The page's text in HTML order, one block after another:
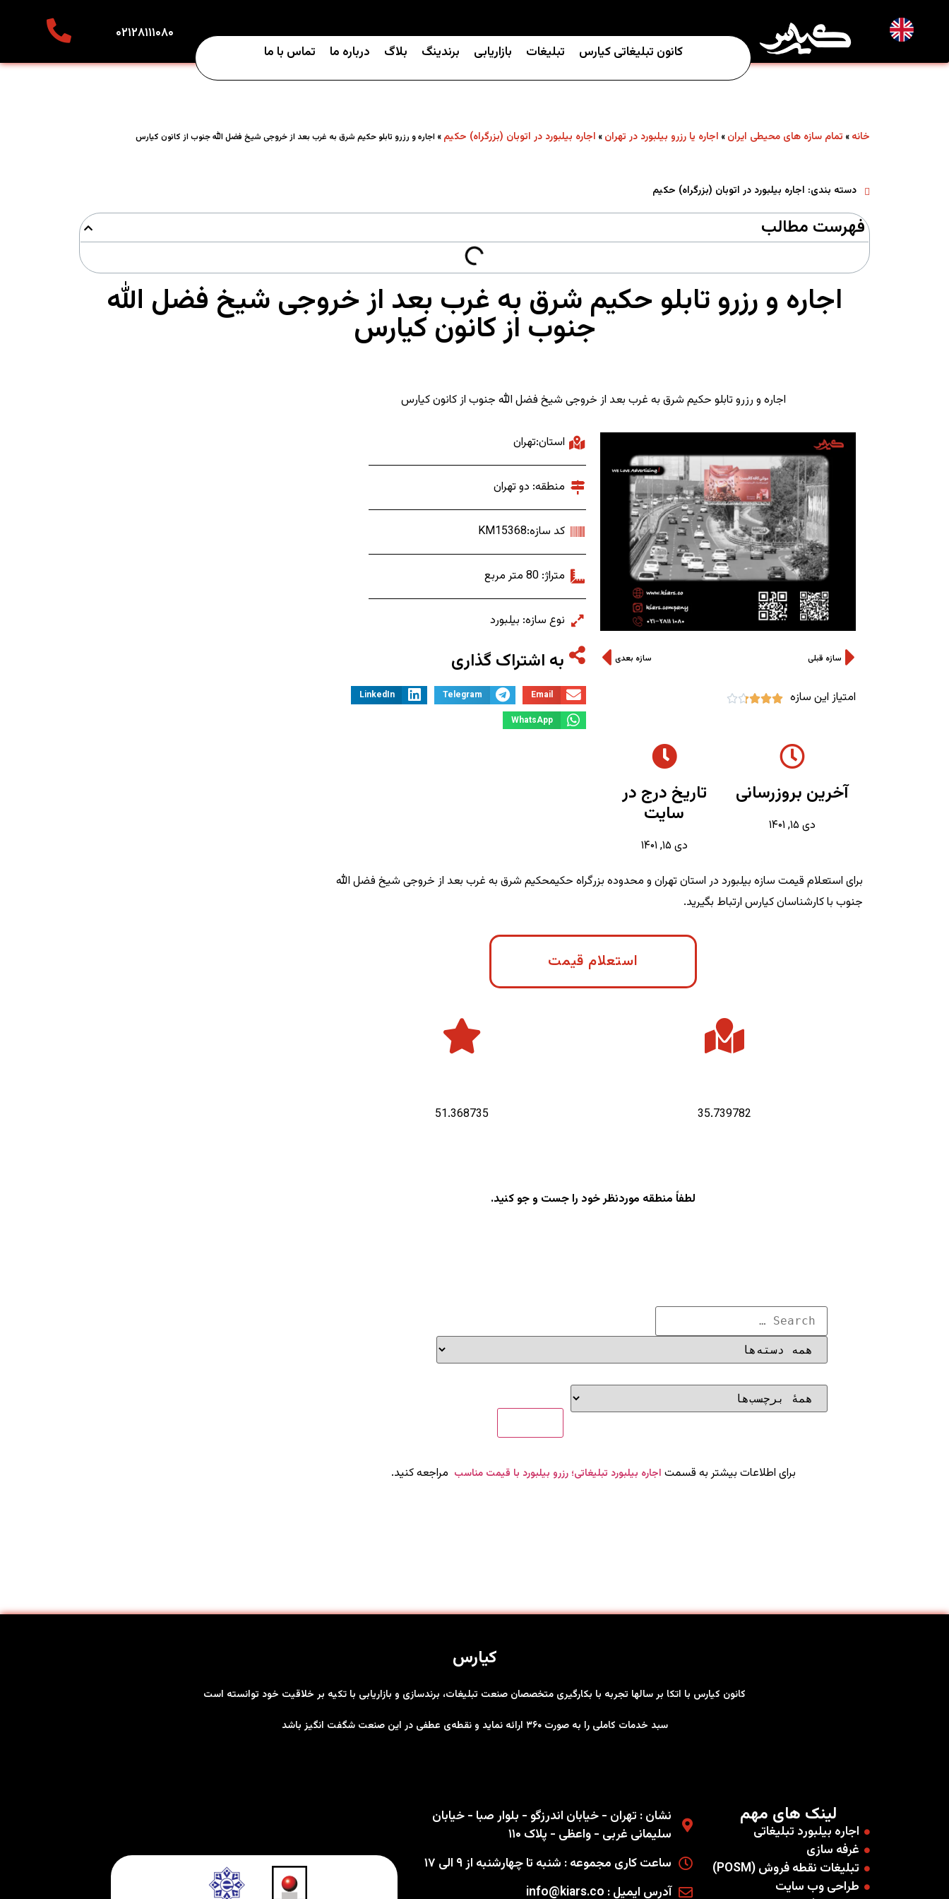
کانون تبلیغاتی کیارس تبلیغات بازاریابی برندینگ بلاگ درباره ما تماس با ما
۰۲۱۲۸۱۱۱۰۸۰
خانه » تمام سازه های محیطی ایران » اجاره یا رزرو بیلبورد در تهران » اجاره بیلبورد در اتوبان (بزرگراه) حکیم » اجاره و رزرو تابلو حکیم شرق به غرب بعد از خروجی شیخ فضل الله جنوب از کانون کیارس
دسته بندی: اجاره بیلبورد در اتوبان (بزرگراه) حکیم
فهرست مطالب
اجاره و رزرو تابلو حکیم شرق به غرب بعد از خروجی شیخ فضل الله
جنوب از کانون کیارس
اجاره و رزرو تابلو حکیم شرق به غرب بعد از خروجی شیخ فضل الله جنوب از کانون کیارس
سازه قبلی سازه بعدی
امتیاز این سازه 




آخرین بروزرسانی
دی ۱۵, ۱۴۰۱
تاریخ درج در
سایت
دی ۱۵, ۱۴۰۱
استان:تهران
منطقه: دو تهران
کد سازه:KM15368
متراژ: 80 متر مربع
نوع سازه: بیلبورد
به اشتراک گذاری
Email
Telegram
LinkedIn
WhatsApp
برای استعلام قیمت سازه بیلبورد در استان تهران و محدوده بزرگراه حکیمحکیم شرق به غرب بعد از خروجی شیخ فضل الله
جنوب با کارشناسان کیارس ارتباط بگیرید.
استعلام قیمت
35.739782
51.368735
لطفاً منطقه موردنظر خود را جست و جو کنید.
برای اطلاعات بیشتر به قسمت اجاره بیلبورد تبلیغاتی؛ رزرو بیلبورد با قیمت مناسب مراجعه کنید.
کیارس
کانون کیارس با اتکا بر سالها تجربه با بکارگیری متخصصان صنعت تبلیغات، برندسازی و بازاریابی با تکیه بر خلاقیت خود توانسته است
سبد خدمات کاملی را به صورت ۳۶۰ ارائه نماید و نقطه‌ی عطفی در این صنعت شگفت انگیز باشد
لینک های مهم
اجاره بیلبورد تبلیغاتی
غرفه سازی
تبلیغات نقطه فروش (POSM)
طراحی وب سایت
نشان : تهران - خیابان اندرزگو - بلوار صبا - خیابان
سلیمانی غربی - واعظی - پلاک ۱۱۰
ساعت کاری مجموعه : شنبه تا چهارشنبه از ۹ الی ۱۷
آدرس ایمیل : info@kiars.co